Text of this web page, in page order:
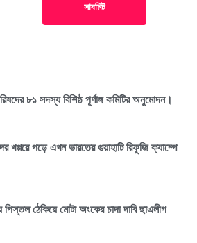
সাবমিট
৮১ সদস্য বিশিষ্ঠ পূর্ণাঙ্গ কমিটির অনুমোদন।
খপ্পরে পড়ে এখন ভারতের গুয়াহাটি রিফুজি ক্যাম্পে
পিস্তল ঠেকিয়ে মোটা অংকের চাদা দাবি ছাএলীগ